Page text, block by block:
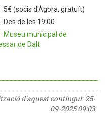
5€ (socis d'Àgora, gratuït)
Des de les 19:00
Museu municipal de
de Dalt
d'aquest contingut:25-
09-2025 09:03